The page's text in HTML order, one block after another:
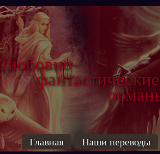
Любовно-
фантастические
Главная Наши переводы